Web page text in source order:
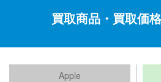
買取商品・買取価
Apple